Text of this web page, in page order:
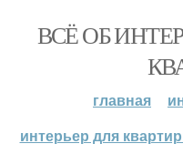
ВСЁ ОБ
главная
интерьер для